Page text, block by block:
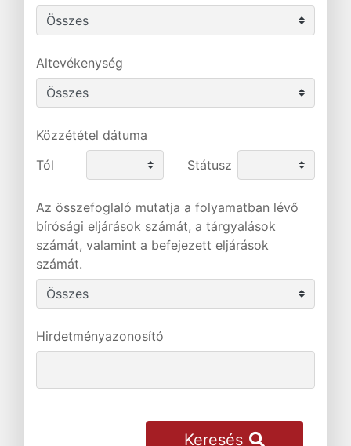
Altevékenység
Közzététel dátuma
Tól
Státusz
Az összefoglaló mutatja a folyamatban lévő
bírósági eljárások számát, a tárgyalások
számát, valamint a befejezett eljárások
számát.
Hirdetményazonosító
Keresés